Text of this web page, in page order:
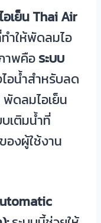
ย็น Thai Air
ำให้พัดลมไอ
าพคือระบบ
ไอน้ำสำหรับลด
ดลมไอเย็น
เติมน้ำที่
องผู้ใช้งาน